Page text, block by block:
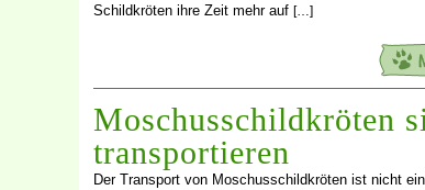
Schildkröten ihre Zeit mehr auf […]
Moschusschildkröten
transportieren
Der Transport von Moschusschildkröten ist nicht